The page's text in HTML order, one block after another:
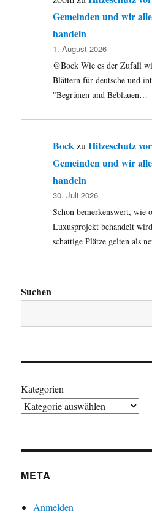
Gemeinden und wir
handeln
1. August 2026
@Bock Wie es der Zufall
Blättern für deutsche und
"Begrünen und Beblauen…
BockzuHitzeschutz
Gemeinden und wir
handeln
30. Juli 2026
Schon bemerkenswert, wie
Luxusprojekt behandelt
schattige Plätze gelten als
Suchen
Kategorien
META
Anmelden